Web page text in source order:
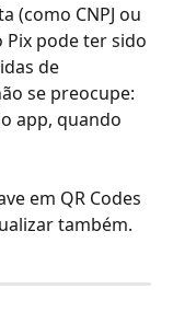
(como CNPJ ou
Pix pode ter sido
de
se preocupe:
app, quando
em QR Codes
também.